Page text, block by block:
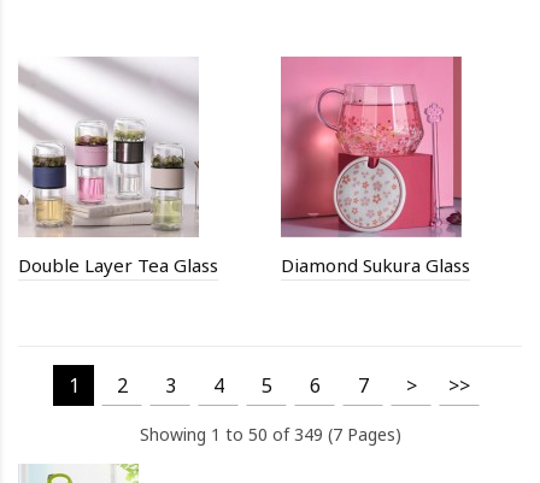
Double Layer Tea Glass Diamond Sukura Glass
1 2 3 4 5 6 7 > >>
Showing 1 to 50 of 349 (7 Pages)